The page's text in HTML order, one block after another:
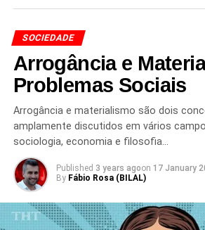
SOCIEDADE
Arrogância e
Problemas Sociais
Arrogância e materialismo são dois
amplamente discutidos em vários
sociologia, economia e filosofia…
Published 3 years agoon 17 January
By Fábio Rosa (BILAL)